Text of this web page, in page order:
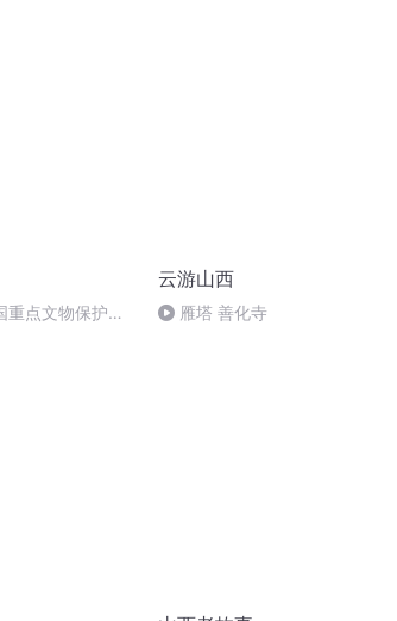
重点文物保护单
云游山西
雁塔 善化寺